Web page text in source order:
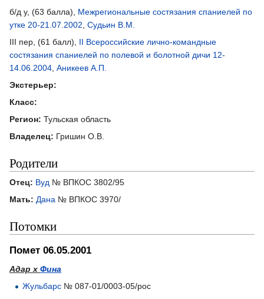
б/д у, (63 балла), Межрегиональные состязания спаниелей по
утке 20-21.07.2002 Судьин В.М.
III пер, (61 балл), II Всероссийские лично-командные
состязания спаниелей по полевой и болотной дичи 12-
14.06.2004 Аникеев А.П.
Экстерьер:
Класс:
Регион: Тульская область
Владелец: Гришин О.В.
Родители
Отец: Вуд № ВПКОС 3802/95
Мать: Дана № ВПКОС 3970/
Потомки
Помет 06.05.2001
Адар х Фина
Жульбарс № 087-01/0003-05/рос